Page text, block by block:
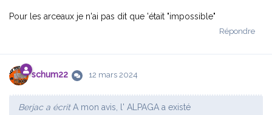
Pour les arceaux je n'ai pas dit que 'était "impossible"
Répondre
schum22 12 mars 2024
Berjac a écritA mon avis, l' ALPAGA a existé